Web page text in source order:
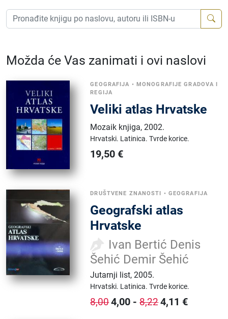
Možda će Vas zanimati i ovi naslovi
GEOGRAFIJA • MONOGRAFIJE GRADOVA I
REGIJA
Veliki atlas Hrvatske
Mozaik knjiga,2002.
Hrvatski. Latinica.Tvrde korice.
19,50 €
DRUŠTVENE ZNANOSTI • GEOGRAFIJA
Geografski atlas
Hrvatske
Ivan Bertić Denis
Šehić Demir Šehić
Jutarnji list,2005.
Hrvatski. Latinica.Tvrde korice.
8,004,00 -8,224,11 €